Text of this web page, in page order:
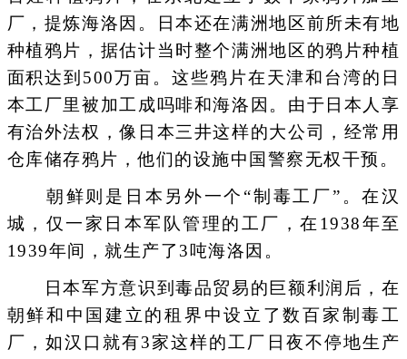
厂，提炼海洛因。日本还在满洲地区前所未有地
种植鸦片，据估计当时整个满洲地区的鸦片种植
面积达到500万亩。这些鸦片在天津和台湾的日
本工厂里被加工成吗啡和海洛因。由于日本人享
有治外法权，像日本三井这样的大公司，经常用
仓库储存鸦片，他们的设施中国警察无权干预。
朝鲜则是日本另外一个“制毒工厂”。在汉
城，仅一家日本军队管理的工厂，在1938年至
1939年间，就生产了3吨海洛因。
日本军方意识到毒品贸易的巨额利润后，在
朝鲜和中国建立的租界中设立了数百家制毒工
厂，如汉口就有3家这样的工厂日夜不停地生产